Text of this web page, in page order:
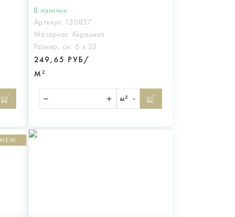
В наличии
Артикул: 130857
Материал: Керамика
Размер, см: 6 х 25
249,65 РУБ/
М²
м²
NEW